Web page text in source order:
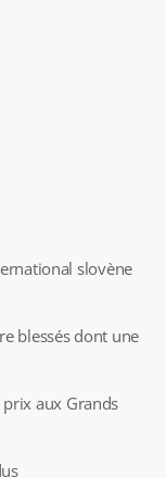
slovène
blessés dont une
aux Grands